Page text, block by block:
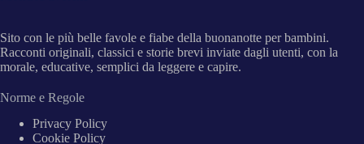
Sito con le più belle favole e fiabe della buonanotte per bambini.
Racconti originali, classici e storie brevi inviate dagli utenti, con la
morale, educative, semplici da leggere e capire.
Norme e Regole
Privacy Policy
Cookie Policy